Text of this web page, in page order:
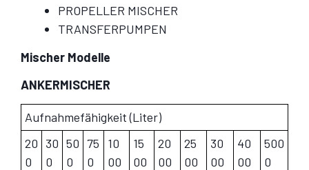
PROPELLER MISCHER
TRANSFERPUMPEN
Mischer Modelle
ANKERMISCHER
Aufnahmefähigkeit (Liter)
20
0
30
0
50
0
75
0
10
00
15
00
20
00
25
00
30
00
40
00
500
0